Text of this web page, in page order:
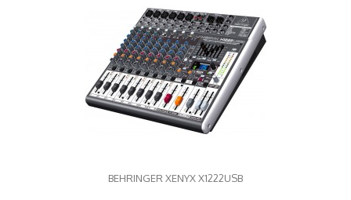
BEHRINGER XENYX X1222USB